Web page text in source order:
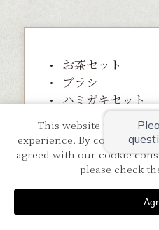
お茶セット
ブラシ
ハミガキセット
バスタオル
シャワーキャップ
コンディショナー
スリッパ
This website uses
experience. By continuing
agreed with our cookie
please check